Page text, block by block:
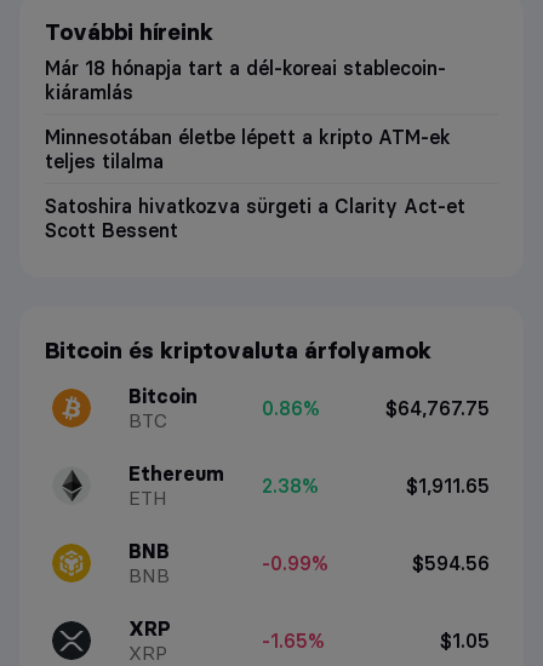
További híreink
Már 18 hónapja tart a dél-koreai stablecoin-
kiáramlás
Minnesotában életbe lépett a kripto ATM-ek
teljes tilalma
Satoshira hivatkozva sürgeti a Clarity Act-et
Scott Bessent
Bitcoin és kriptovaluta árfolyamok
Bitcoin
BTC
0.86% $64,767.75
Ethereum
ETH
2.38% $1,911.65
BNB
BNB
-0.99% $594.56
XRP
XRP
-1.65% $1.05